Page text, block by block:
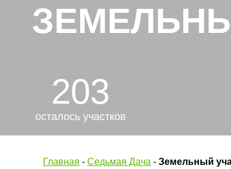
203
осталось участков
Главная - Седьмая Дача - Земельный